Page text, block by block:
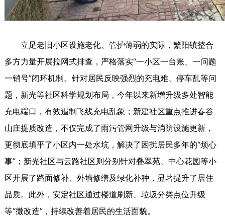
立足老旧小区设施老化、管护薄弱的实际，繁阳镇整合
多方力量开展拉网式排查，严格落实“一小区一台账、一问题
一销号”闭环机制。针对居民反映强烈的充电难、停车乱等问
题，新光等社区科学规划布局，今年以来新增升级多处智能
充电端口，有效遏制飞线充电乱象；新建社区重点推进春谷
山庄提质改造，不仅完成了雨污管网升级与消防设施更新，
更彻底填平了小区内一处水坑，解决了困扰居民多年的“烦心
事”；新光社区与云路社区则分别针对叠翠苑、中心花园等小
区开展了路面修补、外墙修缮及绿化补种，显著提升了居住
品质。此外，安定社区通过楼道刷新、垃圾分类点位升级
等“微改造”，持续改善着居民的生活面貌。